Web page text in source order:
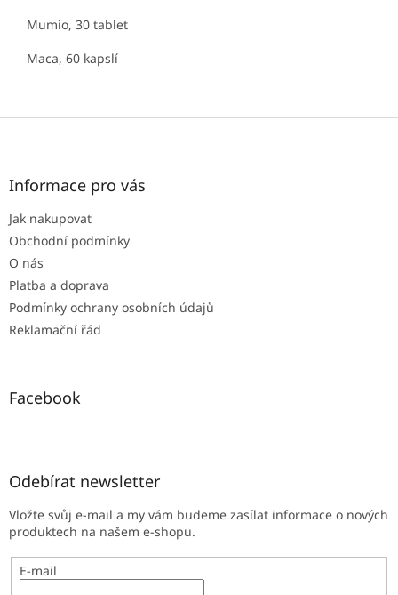
Mumio, 30 tablet
Maca, 60 kapslí
Z
Informace pro vás
Jak nakupovat
Obchodní podmínky
O nás
Platba a doprava
Podmínky ochrany osobních údajů
Reklamační řád
Facebook
Odebírat newsletter
Vložte svůj e-mail a my vám budeme zasílat informace o nových
produktech na našem e-shopu.
E-mail